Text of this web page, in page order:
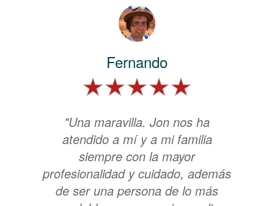
Fernando
"Una maravilla. Jon nos ha
atendido a mí y a mi familia
siempre con la mayor
profesionalidad y cuidado, además
de ser una persona de lo más